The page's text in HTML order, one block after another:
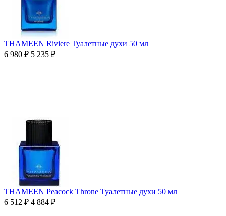
THAMEEN Riviere Туалетные духи 50 мл
6 980 ₽ 5 235 ₽
THAMEEN Peacock Throne Туалетные духи 50 мл
6 512 ₽ 4 884 ₽